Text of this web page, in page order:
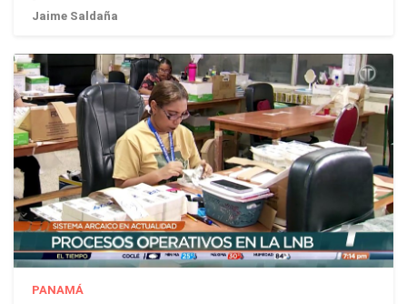
Jaime Saldaña
PANAMÁ